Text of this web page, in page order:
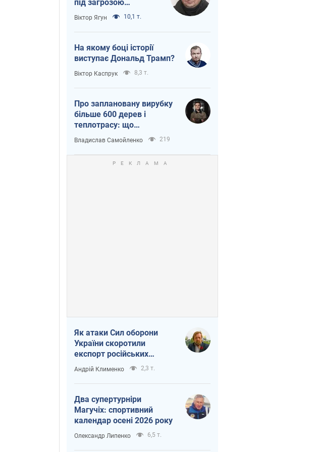
під загрозою
критична логістика
Віктор Ягун 10,1 т.
На якому боці історії
виступає Дональд Трамп?
Віктор Каспрук 8,3 т.
Про заплановану вирубку
більше 600 дерев і
теплотрасу: що
відбувається на Теремках
у Києві
Владислав Самойленко 219
Як атаки Сил оборони
України скоротили
експорт російських
нафтопродуктів
Андрій Клименко 2,3 т.
Два супертурніри
Магучіх: спортивний
календар осені 2026 року
Олександр Липенко 6,5 т.